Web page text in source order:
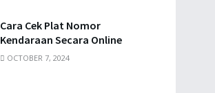
Cara Cek Plat Nomor
Kendaraan Secara Online
OCTOBER 7, 2024